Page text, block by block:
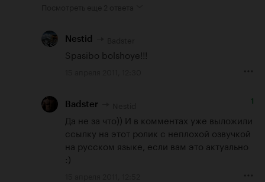
Nestid
Spasibo bolshoye!!!
Badster 1
Да не за что)) И в комментах уже выложили
ссылку на этот ролик с неплохой озвучкой
на русском языке, если вам это актуально
:)